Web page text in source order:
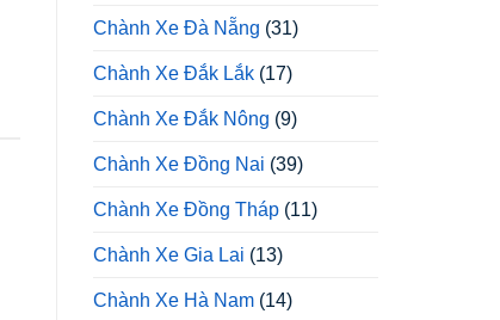
Chành Xe Đà Nẵng (31)
Chành Xe Đắk Lắk (17)
Chành Xe Đắk Nông (9)
Chành Xe Đồng Nai (39)
Chành Xe Đồng Tháp (11)
Chành Xe Gia Lai (13)
Chành Xe Hà Nam (14)